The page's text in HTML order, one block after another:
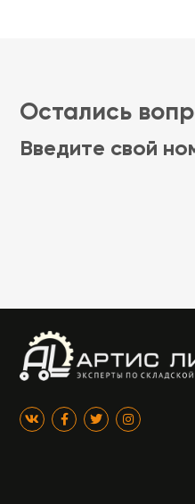
Остались
Введите свой